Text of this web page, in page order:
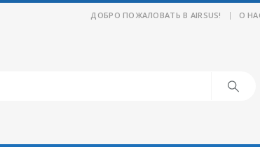
ДОБРО ПОЖАЛОВАТЬ В AIRSUS! | О